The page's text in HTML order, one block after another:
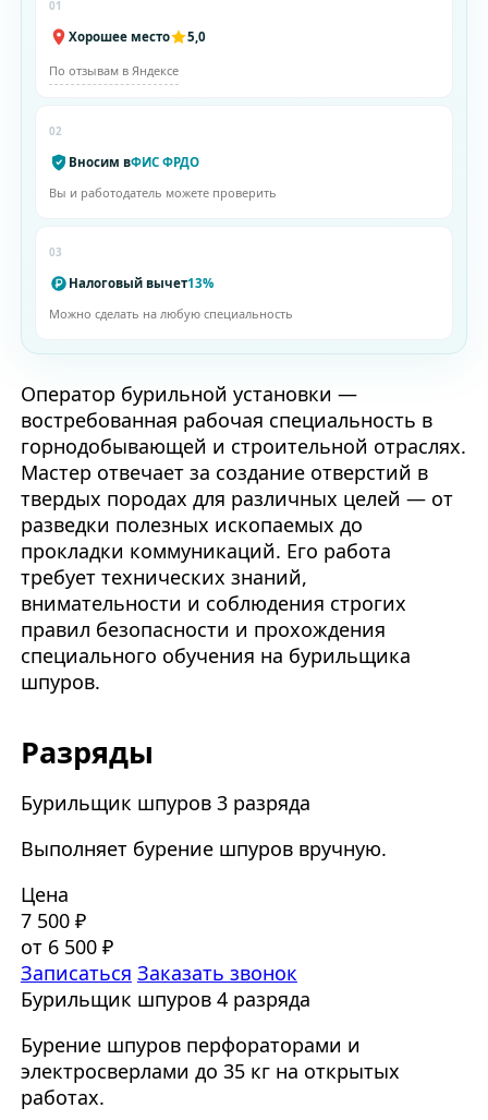
01
Хорошее место 5,0
По отзывам в Яндексе
02
Вносим вФИС ФРДО
Вы и работодатель можете проверить
03
Налоговый вычет13%
Можно сделать на любую специальность
Оператор бурильной установки —
востребованная рабочая специальность в
горнодобывающей и строительной отраслях.
Мастер отвечает за создание отверстий в
твердых породах для различных целей — от
разведки полезных ископаемых до
прокладки коммуникаций. Его работа
требует технических знаний,
внимательности и соблюдения строгих
правил безопасности и прохождения
специального обучения на бурильщика
шпуров.
Разряды
Бурильщик шпуров 3 разряда
Выполняет бурение шпуров вручную.
Цена
7 500 ₽
от 6 500 ₽
Записаться Заказать звонок
Бурильщик шпуров 4 разряда
Бурение шпуров перфораторами и
электросверлами до 35 кг на открытых
работах.